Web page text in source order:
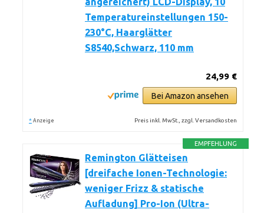
Temperatureinstellungen 150-
230°C, Haarglätter
S8540,Schwarz, 110 mm
24,99 €
Bei Amazon ansehen
* Anzeige Preis inkl. MwSt., zzgl. Versandkosten
EMPFEHLUNG
Remington Glätteisen
[dreifache Ionen-Technologie:
weniger Frizz & statische
Aufladung] Pro-Ion (Ultra-